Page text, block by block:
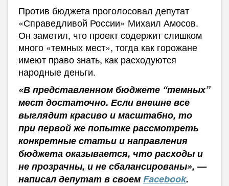
Против бюджета проголосовал депутат
«Справедливой России» Михаил Амосов.
Он заметил, что проект содержит слишком
много «темных мест», тогда как горожане
имеют право знать, как расходуются
народные деньги.
«В представленном бюджете “темных”
мест достаточно. Если внешне все
выглядит красиво и масштабно, то
при первой же попытке рассмотреть
конкретные статьи и направления
бюджета оказывается, что расходы и
не прозрачны, и не сбалансированы», —
написал депутат в своемFacebook.